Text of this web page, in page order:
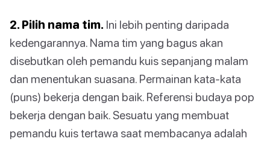
2. Pilih nama tim. Ini lebih penting daripada
kedengarannya. Nama tim yang bagus akan
disebutkan oleh pemandu kuis sepanjang malam
dan menentukan suasana. Permainan kata-kata
(puns) bekerja dengan baik. Referensi budaya pop
bekerja dengan baik. Sesuatu yang membuat
pemandu kuis tertawa saat membacanya adalah